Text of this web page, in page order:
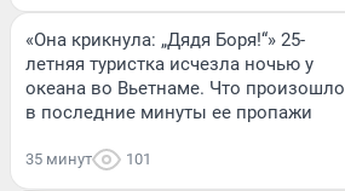
«Она крикнула: „Дядя Боря!“» 25-
летняя туристка исчезла ночью у
океана во Вьетнаме. Что произошло
в последние минуты ее пропажи
35 минут 101